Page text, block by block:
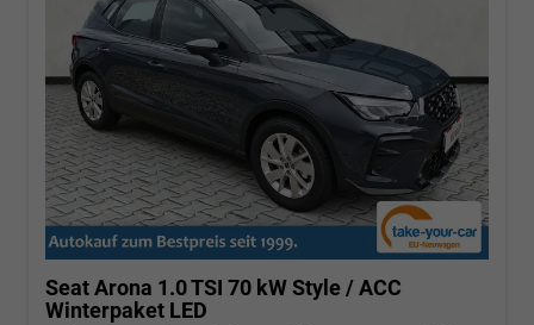
Seat Arona 1.0 TSI 70 kW Style / ACC
Winterpaket LED